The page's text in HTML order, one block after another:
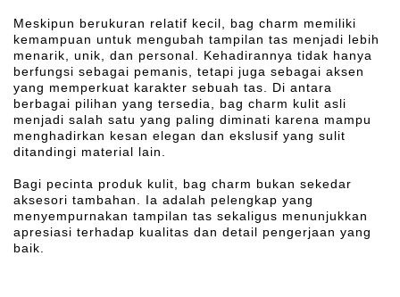
Meskipun berukuran relatif kecil, bag charm memiliki
kemampuan untuk mengubah tampilan tas menjadi lebih
menarik, unik, dan personal. Kehadirannya tidak hanya
berfungsi sebagai pemanis, tetapi juga sebagai aksen
yang memperkuat karakter sebuah tas. Di antara
berbagai pilihan yang tersedia, bag charm kulit asli
menjadi salah satu yang paling diminati karena mampu
menghadirkan kesan elegan dan ekslusif yang sulit
ditandingi material lain.
Bagi pecinta produk kulit, bag charm bukan sekedar
aksesori tambahan. Ia adalah pelengkap yang
menyempurnakan tampilan tas sekaligus menunjukkan
apresiasi terhadap kualitas dan detail pengerjaan yang
baik.